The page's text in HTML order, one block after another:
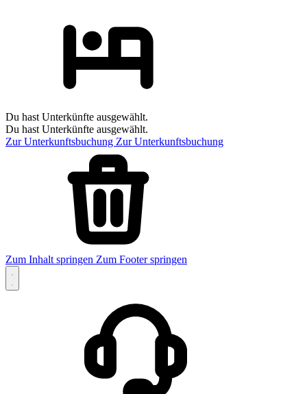
Du hast Unterkünfte ausgewählt.
Du hast Unterkünfte ausgewählt.
Zur Unterkunftsbuchung Zur Unterkunftsbuchung
Zum Inhalt springen Zum Footer springen